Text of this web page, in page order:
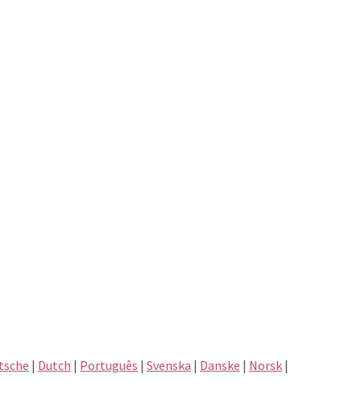
| Dutch | Português | Svenska | Danske | Norsk |